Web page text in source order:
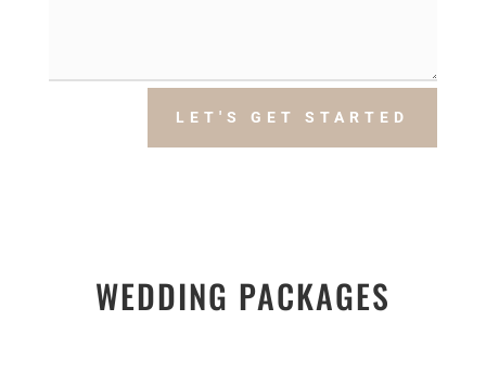
LET'S GET STARTED
WEDDING PACKAGES